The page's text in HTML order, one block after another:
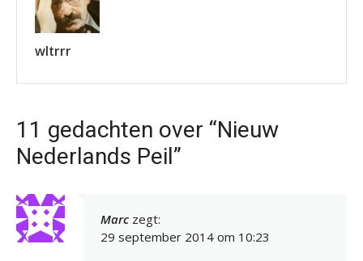
wltrrr
11 gedachten over “Nieuw
Nederlands Peil”
Marc zegt:
29 september 2014 om 10:23